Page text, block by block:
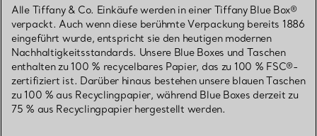
Alle Tiffany & Co. Einkäufe werden in einer Tiffany Blue Box®
verpackt. Auch wenn diese berühmte Verpackung bereits 1886
eingeführt wurde, entspricht sie den heutigen modernen
Nachhaltigkeitsstandards. Unsere Blue Boxes und Taschen
enthalten zu 100 % recycelbares Papier, das zu 100 % FSC®-
zertifiziert ist. Darüber hinaus bestehen unsere blauen Taschen
zu 100 % aus Recyclingpapier, während Blue Boxes derzeit zu
75 % aus Recyclingpapier hergestellt werden.